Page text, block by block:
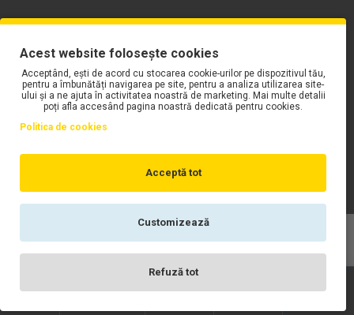
Copyright © WORK Motors
Acest website folosește cookies
Acceptând, ești de acord cu stocarea cookie-urilor pe dispozitivul tău,
pentru a îmbunătăți navigarea pe site, pentru a analiza utilizarea site-
ului și a ne ajuta în activitatea noastră de marketing. Mai multe detalii
poți afla accesând pagina noastră dedicată pentru cookies.
Politica de cookies
Acceptă tot
Customizează
Refuză tot